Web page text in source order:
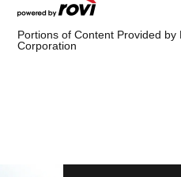
Portions of Content Provided
Corporation